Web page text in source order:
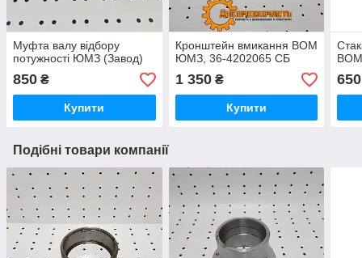
Муфта валу відбору
потужності ЮМЗ (Завод)
850 ₴
Купити
Кронштейн вмикання ВОМ
ЮМЗ, 36-4202065 СБ
1 350₴
Купити
650
Подібні товари компанії